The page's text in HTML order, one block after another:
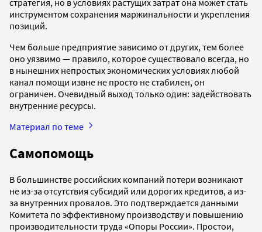
инструментом сохранения маржинальности и укрепления
позиций.
Чем больше предприятие зависимо от других, тем более
оно уязвимо — правило, которое существовало всегда, но
в нынешних непростых экономических условиях любой
канал помощи извне не просто не стабилен, он
ограничен. Очевидный выход только один: задействовать
внутренние ресурсы.
Материал по теме
Самопомощь
В большинстве российских компаний потери возникают
не из-за отсутствия субсидий или дорогих кредитов, а из-
за внутренних провалов. Это подтверждается данными
Комитета по эффективному производству и повышению
производительности труда «Опоры России». Простои,